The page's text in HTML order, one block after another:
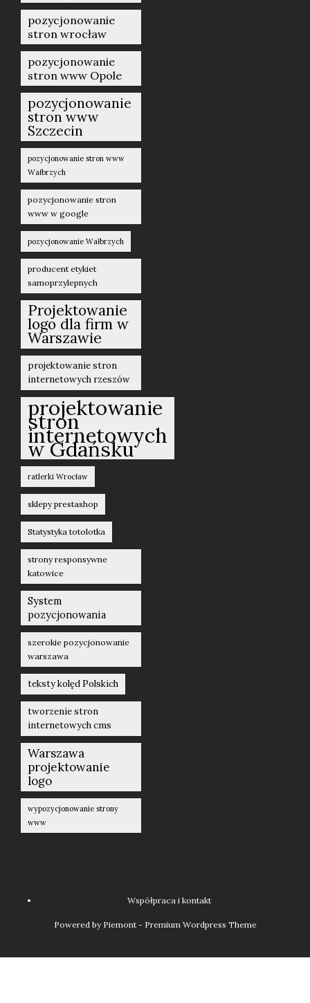
pozycjonowanie
stron wrocław
pozycjonowanie
stron www Opole
pozycjonowanie
stron www
Szczecin
pozycjonowanie stron www
Wałbrzych
pozycjonowanie stron
www w google
pozycjonowanie Wałbrzych
producent etykiet
samoprzylepnych
Projektowanie
logo dla firm w
Warszawie
projektowanie stron
internetowych rzeszów
projektowanie
stron
internetowych
w Gdańsku
ratlerki Wrocław
sklepy prestashop
Statystyka totolotka
strony responsywne
katowice
System
pozycjonowania
szerokie pozycjonowanie
warszawa
teksty kolęd Polskich
tworzenie stron
internetowych cms
Warszawa
projektowanie
logo
wypozycjonowanie strony
www
Współpraca i kontakt
Powered by Piemont - Premium Wordpress Theme